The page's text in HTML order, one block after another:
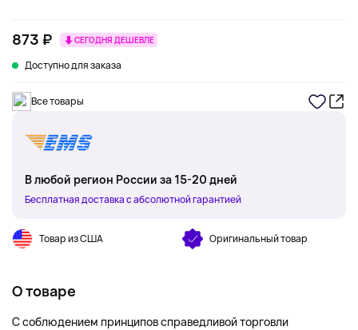
873 ₽ СЕГОДНЯ ДЕШЕВЛЕ
Доступно для заказа
Все товары
В любой регион России за 15-20 дней
Бесплатная доставка с абсолютной гарантией
Товар из США Оригинальный товар
О товаре
С соблюдением принципов справедливой торговли